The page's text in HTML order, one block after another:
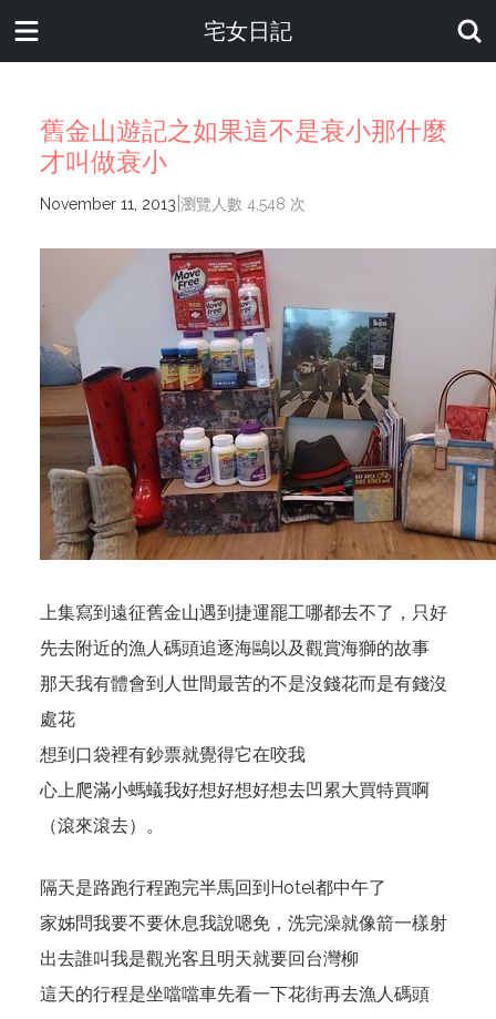
宅女日記
舊金山遊記之如果這不是衰小那什麼
才叫做衰小
November 11, 2013 瀏覽人數 4,548 次
上集寫到遠征舊金山遇到捷運罷工哪都去不了，只好
先去附近的漁人碼頭追逐海鷗以及觀賞海獅的故事
那天我有體會到人世間最苦的不是沒錢花而是有錢沒
處花
想到口袋裡有鈔票就覺得它在咬我
心上爬滿小螞蟻我好想好想好想去凹累大買特買啊
（滾來滾去）。
隔天是路跑行程跑完半馬回到Hotel都中午了
家姊問我要不要休息我說嗯免，洗完澡就像箭一樣射
出去誰叫我是觀光客且明天就要回台灣柳
這天的行程是坐噹噹車先看一下花街再去漁人碼頭